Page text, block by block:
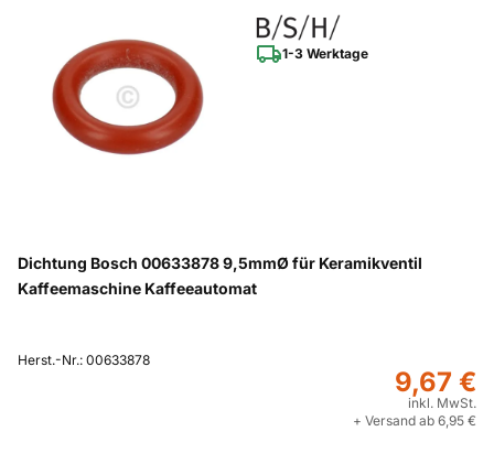
1-3 Werktage
Dichtung Bosch 00633878 9,5mmØ für Keramikventil
Kaffeemaschine Kaffeeautomat
Herst.-Nr.: 00633878
9,67 €
inkl. MwSt.
+ Versand ab 6,95 €